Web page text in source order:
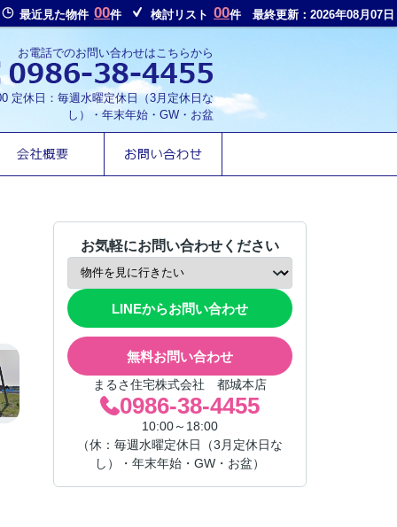
最近見た物件 00件 検討リスト 00件 最終更新：2026年08月07日
お電話でのお問い合わせはこちらから
定休日：毎週水曜定休日（3月定休日な
し）・年末年始・GW・お盆
お気軽にお問い合わせください
LINEからお問い合わせ
無料お問い合わせ
まるさ住宅株式会社 都城本店
0986-38-4455
10:00～18:00
（休：毎週水曜定休日（3月定休日な
し）・年末年始・GW・お盆）